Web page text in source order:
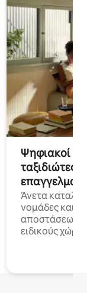
Ψηφιακοί
ταξιδιώτες
Άνετα
νομάδες και
αποστάσεως
ειδικούς